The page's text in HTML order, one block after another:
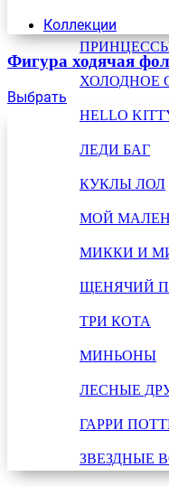
Коллекции
ХОЛОДНОЕ
HELLO
ЛЕДИ БАГ
КУКЛЫ ЛОЛ
МОЙ
МИККИ И
ЩЕНЯЧИЙ
ТРИ КОТА
МИНЬОНЫ
ЛЕСНЫЕ
ГАРРИ
ЗВЕЗДНЫЕ
Фигура ходячая
Выбрать